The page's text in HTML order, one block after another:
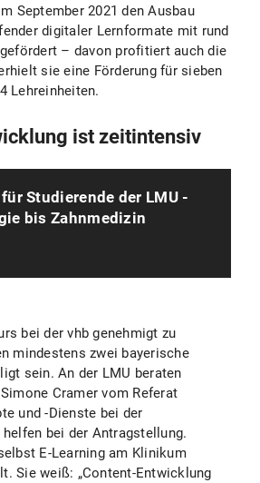
September 2021 den Ausbau
digitaler Lernformate mit rund
– davon profitiert auch die
sie eine Förderung für sieben
Lehreinheiten.
ist zeitintensiv
Studierende der LMU -
bis Zahnmedizin
bei der vhb genehmigt zu
mindestens zwei bayerische
sein. An der LMU beraten
Cramer vom Referat
und -Dienste bei der
bei der Antragstellung.
E-Learning am Klinikum
Sie weiß: „Content-Entwicklung